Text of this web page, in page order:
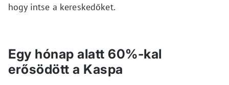
hogy intse a kereskedőket.
Egy hónap alatt 60%-kal
erősödött a Kaspa